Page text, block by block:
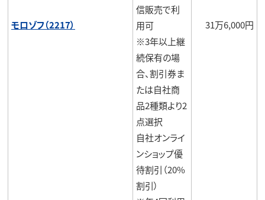
モロゾフ（2217）
信販売で利
用可
※3年以上継
続保有の場
合、割引券ま
たは自社商
品2種類より2
点選択
自社オンライ
ンショップ優
待割引（20%
割引）
31万6,000円